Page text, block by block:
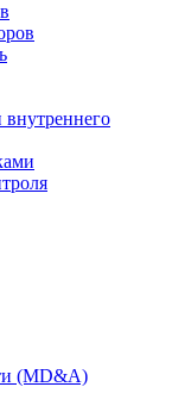
(MD&A)